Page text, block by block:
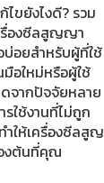
ขยังไงดี? รวม
รื่องซีลสูญญา
อยสำหรับผู้ที่ใช้
อใหม่หรือผู้ใช้
จากปัจจัยหลาย
รใช้งานที่ไม่ถูก
ำให้เครื่องซีลสูญ
งต้นที่คุณ